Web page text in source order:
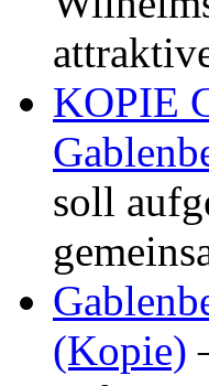
KOPIE
soll
(Kopie)